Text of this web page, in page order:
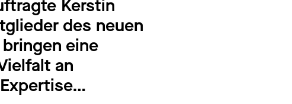
Kerstin
des neuen
eine
an